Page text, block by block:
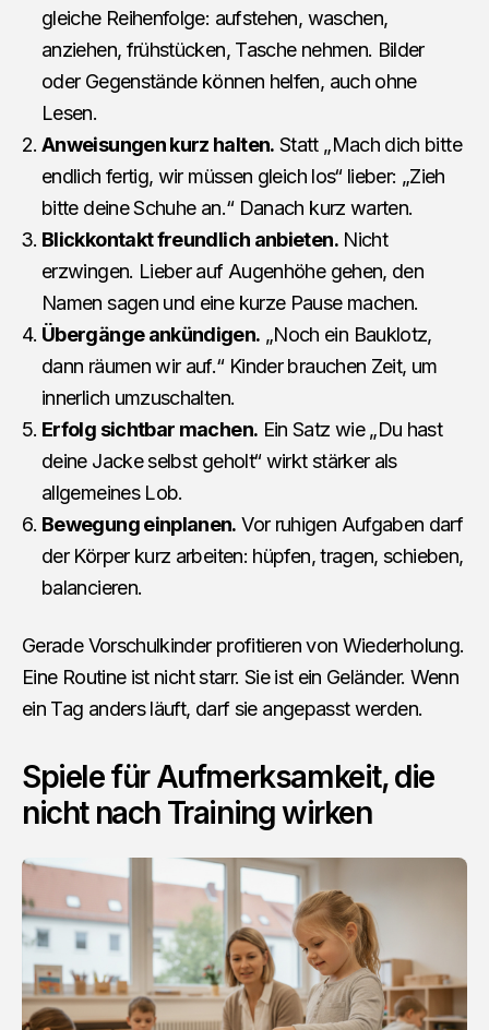
gleiche Reihenfolge: aufstehen, waschen,
anziehen, frühstücken, Tasche nehmen. Bilder
oder Gegenstände können helfen, auch ohne
Lesen.
Anweisungen kurz halten. Statt „Mach dich bitte
endlich fertig, wir müssen gleich los“ lieber: „Zieh
bitte deine Schuhe an.“ Danach kurz warten.
Blickkontakt freundlich anbieten.Nicht
erzwingen. Lieber auf Augenhöhe gehen, den
Namen sagen und eine kurze Pause machen.
Übergänge ankündigen. „Noch ein Bauklotz,
dann räumen wir auf.“ Kinder brauchen Zeit, um
innerlich umzuschalten.
Erfolg sichtbar machen. Ein Satz wie „Du hast
deine Jacke selbst geholt“ wirkt stärker als
allgemeines Lob.
Bewegung einplanen. Vor ruhigen Aufgaben darf
der Körper kurz arbeiten: hüpfen, tragen, schieben,
balancieren.
Gerade Vorschulkinder profitieren von Wiederholung.
Eine Routine ist nicht starr. Sie ist ein Geländer. Wenn
ein Tag anders läuft, darf sie angepasst werden.
Spiele für Aufmerksamkeit, die
nicht nach Training wirken